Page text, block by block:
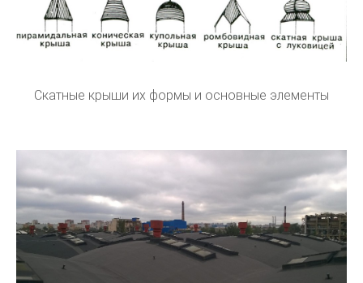
Скатные крыши их формы и основные элементы